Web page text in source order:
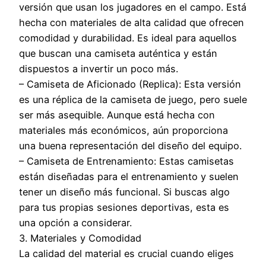
versión que usan los jugadores en el campo. Está
hecha con materiales de alta calidad que ofrecen
comodidad y durabilidad. Es ideal para aquellos
que buscan una camiseta auténtica y están
dispuestos a invertir un poco más.
– Camiseta de Aficionado (Replica): Esta versión
es una réplica de la camiseta de juego, pero suele
ser más asequible. Aunque está hecha con
materiales más económicos, aún proporciona
una buena representación del diseño del equipo.
– Camiseta de Entrenamiento: Estas camisetas
están diseñadas para el entrenamiento y suelen
tener un diseño más funcional. Si buscas algo
para tus propias sesiones deportivas, esta es
una opción a considerar.
3. Materiales y Comodidad
La calidad del material es crucial cuando eliges